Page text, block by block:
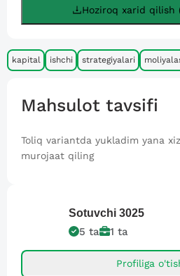
Hoziroq xarid qilish
kapital ishchi strategiyalari
Mahsulot tavsifi
Toliq variantda yukladim yana
murojaat qiling
Sotuvchi 3025
5 ta 1 ta
Profiliga